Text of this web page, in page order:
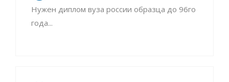
Нужен диплом вуза россии образца до 96го
года...